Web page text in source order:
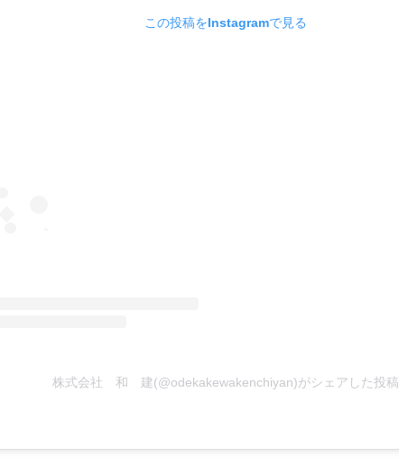
この投稿をInstagramで見る
株式会社 和 建(@odekakewakenchiyan)がシェアした投稿